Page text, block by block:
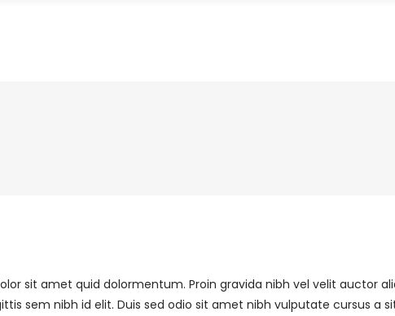
sit amet quid dolormentum. Proin gravida nibh vel velit auctor
sem nibh id elit. Duis sed odio sit amet nibh vulputate cursus a